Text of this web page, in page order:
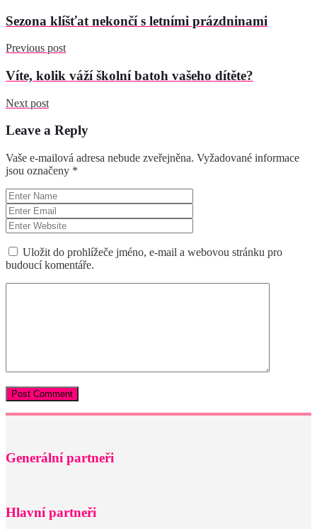
Sezona klíšťat nekončí s letními prázdninami
Previous post
Víte, kolik váží školní batoh vašeho dítěte?
Next post
Leave a Reply
Vaše e-mailová adresa nebude zveřejněna. Vyžadované informace
jsou označeny *
Uložit do prohlížeče jméno, e-mail a webovou stránku pro
budoucí komentáře.
Generální partneři
Hlavní partneři